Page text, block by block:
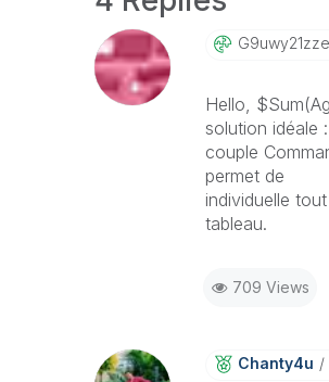
G9uwy21zze
Hello,
solution idéale
couple
permet de
individuelle
tableau.
709 Views
Chanty4u